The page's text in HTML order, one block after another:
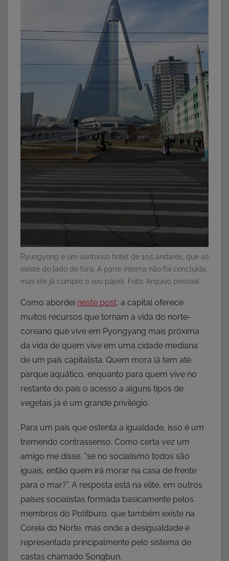
Ryungyong é um suntuoso hotel de 105 andares, que só
existe do lado de fora. A parte interna não foi concluída,
mas ele já cumpre o seu papel. Foto: Arquivo pessoal
Como abordei neste post, a capital oferece
muitos recursos que tornam a vida do norte-
coreano que vive em Pyongyang mais próxima
da vida de quem vive em uma cidade mediana
de um país capitalista. Quem mora lá tem até
parque aquático, enquanto para quem vive no
restante do país o acesso a alguns tipos de
vegetais já é um grande privilégio.
Para um país que ostenta a igualdade, isso é um
tremendo contrassenso. Como certa vez um
amigo me disse, “se no socialismo todos são
iguais, então quem irá morar na casa de frente
para o mar?”. A resposta está na elite, em outros
países socialistas formada basicamente pelos
membros do Politburo, que também existe na
Coreia do Norte, mas onde a desigualdade é
representada principalmente pelo sistema de
castas chamado Songbun.